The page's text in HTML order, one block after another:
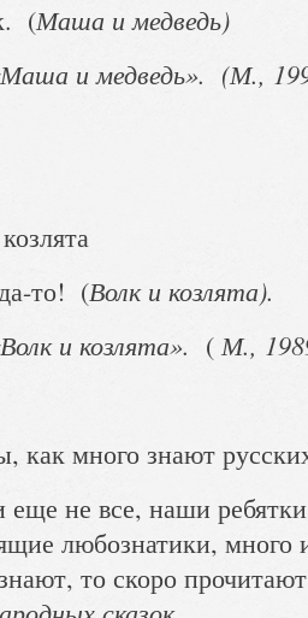
(Маша и медведь)
и медведь». (М.,
то! (Волк и козлята).
и козлята». (М.,
как много знают
еще не все, наши
любознатики, много
то скоро